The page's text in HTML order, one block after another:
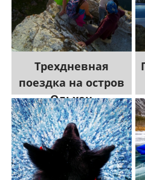
Трехдневная
поездка на остров
Ольхон